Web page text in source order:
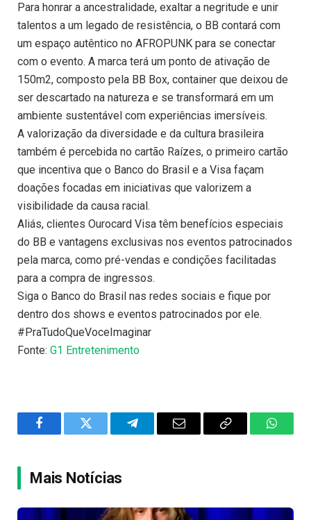
Para honrar a ancestralidade, exaltar a negritude e unir
talentos a um legado de resistência, o BB contará com
um espaço autêntico no AFROPUNK para se conectar
com o evento. A marca terá um ponto de ativação de
150m2, composto pela BB Box, container que deixou de
ser descartado na natureza e se transformará em um
ambiente sustentável com experiências imersíveis.
A valorização da diversidade e da cultura brasileira
também é percebida no cartão Raízes, o primeiro cartão
que incentiva que o Banco do Brasil e a Visa façam
doações focadas em iniciativas que valorizem a
visibilidade da causa racial.
Aliás, clientes Ourocard Visa têm benefícios especiais
do BB e vantagens exclusivas nos eventos patrocinados
pela marca, como pré-vendas e condições facilitadas
para a compra de ingressos.
Siga o Banco do Brasil nas redes sociais e fique por
dentro dos shows e eventos patrocinados por ele.
#PraTudoQueVoceImaginar
Fonte: G1 Entretenimento
FacebookTwitter TelegramEmail
Copy
Mais Notícias